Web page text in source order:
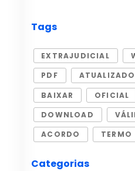
Tags
EXTRAJUDICIAL
PDF
ATUALIZADO
BAIXAR
OFICIAL
DOWNLOAD
ACORDO
TERMO
Categorias